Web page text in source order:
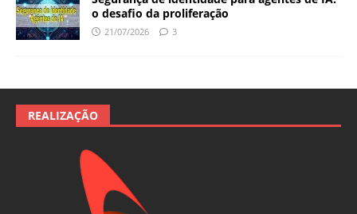
o desafio da proliferação
21/07/2026 3
REALIZAÇÃO